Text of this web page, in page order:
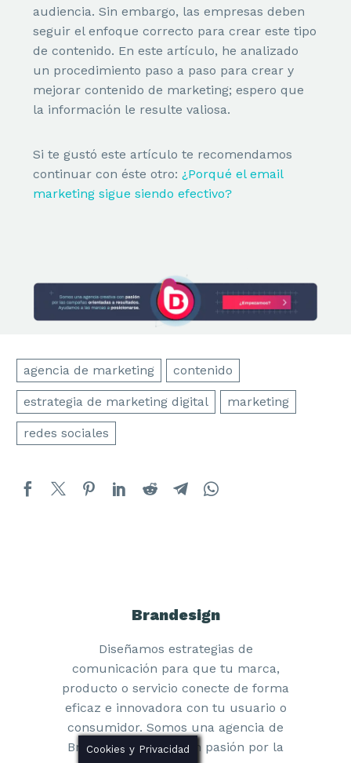
audiencia. Sin embargo, las empresas deben
seguir el enfoque correcto para crear este tipo
de contenido. En este artículo, he analizado
un procedimiento paso a paso para crear y
mejorar contenido de marketing; espero que
la información le resulte valiosa.
Si te gustó este artículo te recomendamos
continuar con éste otro: ¿Porqué el email
marketing sigue siendo efectivo?
agencia de marketing contenido
estrategia de marketing digital marketing
redes sociales
Brandesign
Diseñamos estrategias de
comunicación para que tu marca,
producto o servicio conecte de forma
eficaz e innovadora con tu usuario o
consumidor. Somos una agencia de
Branding y Diseño con pasión por la
Go to Market
Teléfono: 914237072
El Branding te identifica, el diseño te diferencia,
juntos es la fórmula para conectar. Permítenos
EN EL TOP DE LAS AGENCIAS EN
MADRID
Especialistas en Branding
Política de Cookies
Política de Privacidad
Cookies y Privacidad